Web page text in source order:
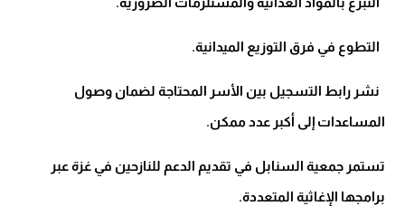
التطوع في فرق التوزيع الميدانية.
نشر رابط التسجيل بين الأسر المحتاجة لضمان وصول
المساعدات إلى أكبر عدد ممكن.
تستمر جمعية السنابل في تقديم الدعم للنازحين في غزة عبر
برامجها الإغاثية المتعددة.